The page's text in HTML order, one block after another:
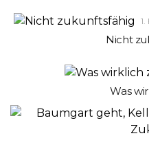
Nicht
Was